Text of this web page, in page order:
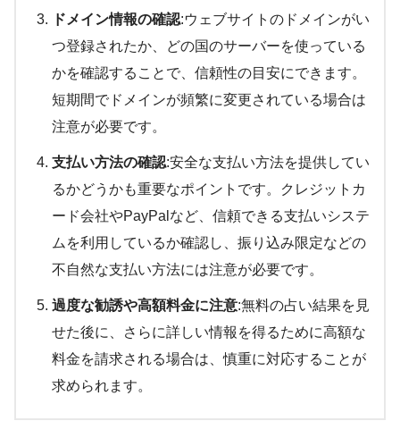
ドメイン情報の確認:ウェブサイトのドメインがい
つ登録されたか、どの国のサーバーを使っている
かを確認することで、信頼性の目安にできます。
短期間でドメインが頻繁に変更されている場合は
注意が必要です。
支払い方法の確認:安全な支払い方法を提供してい
るかどうかも重要なポイントです。クレジットカ
ード会社やPayPalなど、信頼できる支払いシステ
ムを利用しているか確認し、振り込み限定などの
不自然な支払い方法には注意が必要です。
過度な勧誘や高額料金に注意:無料の占い結果を見
せた後に、さらに詳しい情報を得るために高額な
料金を請求される場合は、慎重に対応することが
求められます。